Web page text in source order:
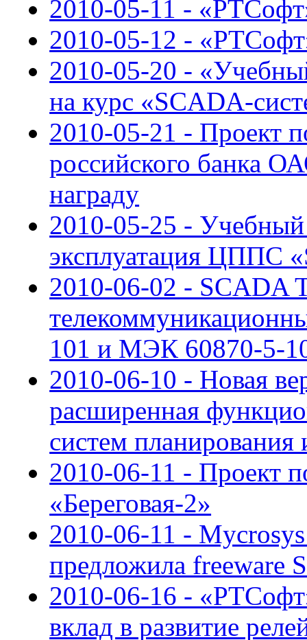
2010-05-11 -
2010-05-12 -
2010-05-20 -
на курс «SCADA-
2010-05-21 - Проект
российского банка
награду
2010-05-25 -
эксплуатация ЦППС
2010-06-02 - SCADA
101 и МЭК 60870-5-
2010-06-10 - Новая
расширенная
систем планирования
2010-06-11 - Проект
«Береговая-2»
2010-06-11 -
предложила freeware
2010-06-16 -
вклад в развитие